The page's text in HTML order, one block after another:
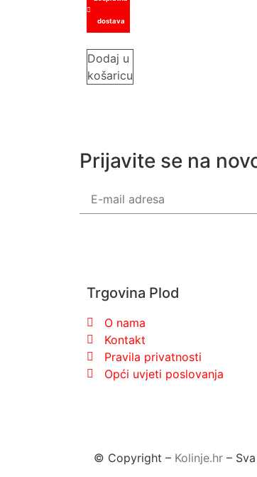
dostava
Dodaj u
košaricu
Prijavite se na
Trgovina Plod
O nama
Kontakt
Pravila privatnosti
Opći uvjeti poslovanja
© Copyright – Kolinje.hr –